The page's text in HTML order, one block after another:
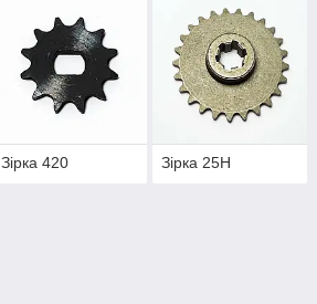
Зірка 420 Зірка 25H